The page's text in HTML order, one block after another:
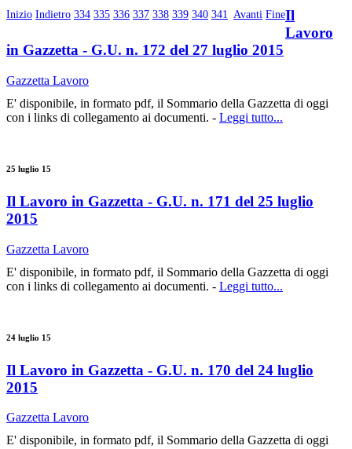
Inizio Indietro 334 335 336 337 338 339 340 341 Avanti FineIl
Lavoro
in Gazzetta - G.U. n. 172 del 27 luglio 2015
Gazzetta Lavoro
E' disponibile, in formato pdf, il Sommario della Gazzetta di oggi
con i links di collegamento ai documenti. - Leggi tutto...
25 luglio 15
Il Lavoro in Gazzetta - G.U. n. 171 del 25 luglio
2015
Gazzetta Lavoro
E' disponibile, in formato pdf, il Sommario della Gazzetta di oggi
con i links di collegamento ai documenti. - Leggi tutto...
24 luglio 15
Il Lavoro in Gazzetta - G.U. n. 170 del 24 luglio
2015
Gazzetta Lavoro
E' disponibile, in formato pdf, il Sommario della Gazzetta di oggi